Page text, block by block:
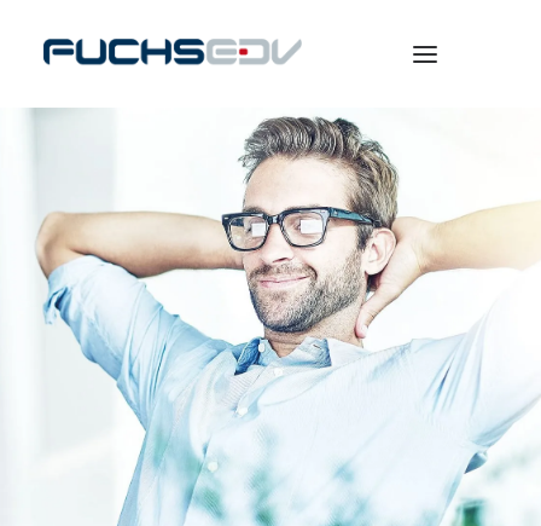
ONLINESHOP
BERATUNG
NEWS
UNTERNEHMEN
KARRIERE